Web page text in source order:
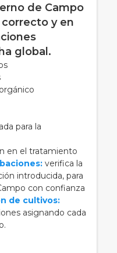
de Campo
y en
global.
para la
en el tratamiento
verifica la
introducida, para
con confianza
de cultivos:
asignando cada